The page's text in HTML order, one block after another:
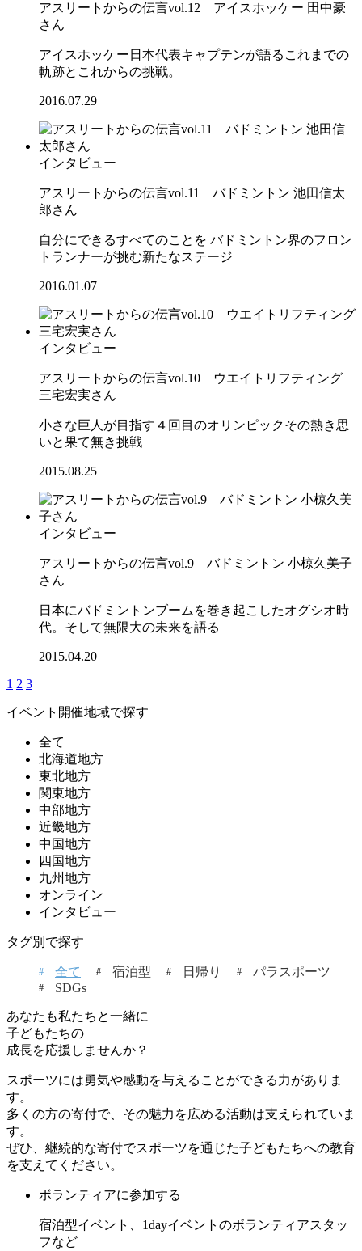
アスリートからの伝言vol.12 アイスホッケー 田中豪
さん
アイスホッケー日本代表キャプテンが語るこれまでの
軌跡とこれからの挑戦。
2016.07.29
インタビュー
アスリートからの伝言vol.11 バドミントン 池田信太
郎さん
自分にできるすべてのことを バドミントン界のフロン
トランナーが挑む新たなステージ
2016.01.07
インタビュー
アスリートからの伝言vol.10 ウエイトリフティング
三宅宏実さん
小さな巨人が目指す４回目のオリンピックその熱き思
いと果て無き挑戦
2015.08.25
インタビュー
アスリートからの伝言vol.9 バドミントン 小椋久美子
さん
日本にバドミントンブームを巻き起こしたオグシオ時
代。そして無限大の未来を語る
2015.04.20
1 2 3
イベント開催地域で探す
全て
北海道地方
東北地方
関東地方
中部地方
近畿地方
中国地方
四国地方
九州地方
オンライン
インタビュー
タグ別で探す
全て 宿泊型 日帰り
パラスポーツ
SDGs
あなたも私たちと一緒に
子どもたちの
成長を応援しませんか？
スポーツには勇気や感動を与えることができる力がありま
す。
多くの方の寄付で、その魅力を広める活動は支えられていま
す。
ぜひ、継続的な寄付でスポーツを通じた子どもたちへの教育
を支えてください。
ボランティアに参加する
宿泊型イベント、1dayイベントのボランティアスタッ
フなど